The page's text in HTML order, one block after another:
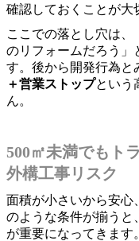
確認しておくことが大
ここでの落とし穴は
のリフォームだろう」
す。後から開発行為と
＋営業ストップという
ん。
500㎡未満でもト
外構工事リスク
面積が小さいから安心
のような条件が揃うと
が重要になってきます。